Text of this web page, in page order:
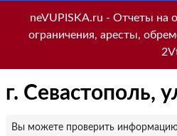
neVUPISKA.ru - Отчеты на
ограничения, аресты,
г. Севастополь,
Вы можете проверить